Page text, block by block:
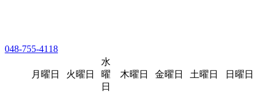
048-755-4118
月曜日 火曜日
水
曜
日
木曜日 金曜日 土曜日 日曜日